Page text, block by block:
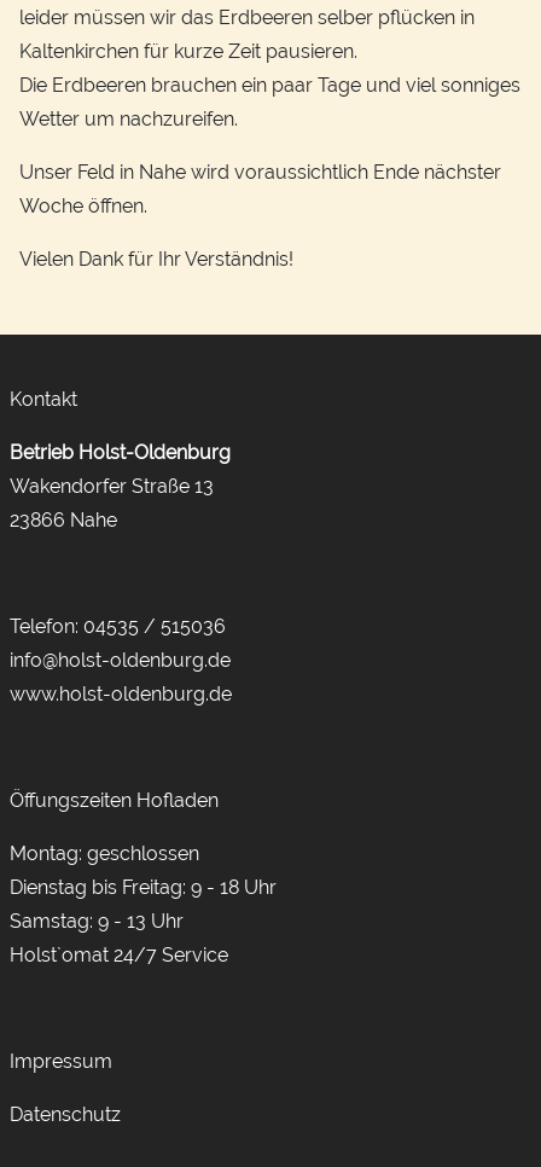
leider müssen wir das Erdbeeren selber pflücken in
Kaltenkirchen für kurze Zeit pausieren.
Die Erdbeeren brauchen ein paar Tage und viel sonniges
Wetter um nachzureifen.
Unser Feld in Nahe wird voraussichtlich Ende nächster
Woche öffnen.
Vielen Dank für Ihr Verständnis!
Kontakt
Betrieb Holst-Oldenburg
Wakendorfer Straße 13
23866 Nahe
Telefon: 04535 / 515036
info@holst-oldenburg.de
www.holst-oldenburg.de
Öffungszeiten Hofladen
Montag: geschlossen
Dienstag bis Freitag: 9 - 18 Uhr
Samstag: 9 - 13 Uhr
Holst`omat 24/7 Service
Impressum
Datenschutz